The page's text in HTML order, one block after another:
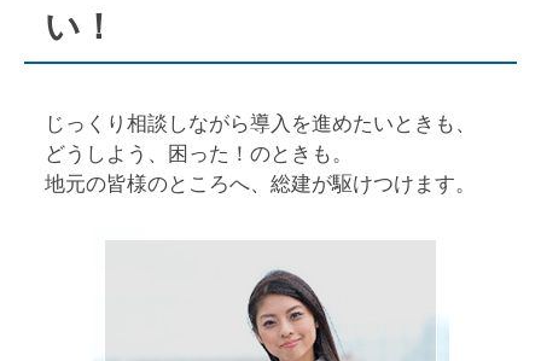
い！
じっくり相談しながら導入を進めたいときも、
どうしよう、困った！のときも。
地元の皆様のところへ、総建が駆けつけます。